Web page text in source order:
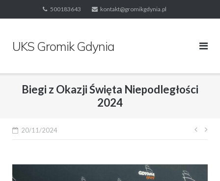
to
500183643 kontakt@gromikgdynia.pl
UKS Gromik Gdynia
Biegi z Okazji Święta Niepodległości
2024
20/11/2024